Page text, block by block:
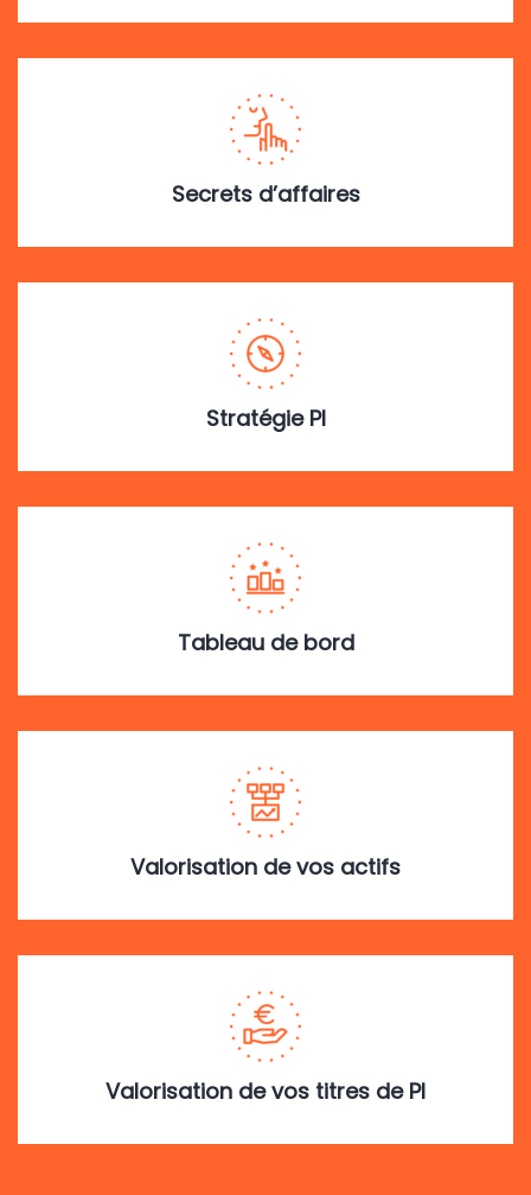
Secrets d’affaires
Stratégie PI
Tableau de bord
Valorisation de vos actifs
Valorisation de vos titres de PI